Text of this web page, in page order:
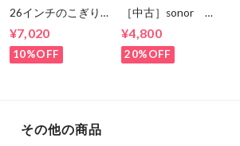
26インチのこぎり
¥7,020
10%OFF
［中古］sonor グ
NG11 箱 状態
良
¥4,800
20%OFF
その他の商品